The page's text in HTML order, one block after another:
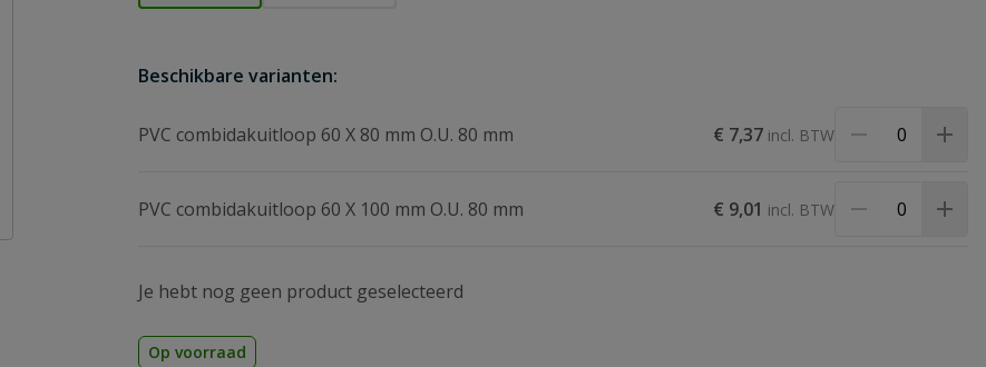
Beschikbare varianten:
PVC combidakuitloop 60 X 80 mm O.U. 80 mm € 7,37
PVC combidakuitloop 60 X 100 mm O.U. 80 mm € 9,01
Je hebt nog geen product geselecteerd
Op voorraad